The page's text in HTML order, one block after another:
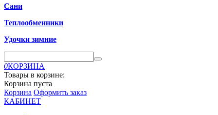
Сани
Теплообменники
Удочки зимние
0КОРЗИНА
Товары в корзине:
Корзина пуста
Корзина Оформить заказ
КАБИНЕТ